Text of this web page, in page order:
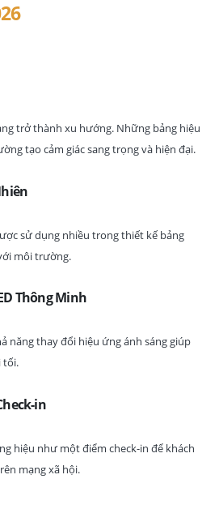
trở thành xu hướng. Những bảng hiệu
tạo cảm giác sang trọng và hiện đại.
sử dụng nhiều trong thiết kế bảng
môi trường.
Thông Minh
năng thay đổi hiệu ứng ánh sáng giúp
tối.
in
hiệu như một điểm check-in để khách
mạng xã hội.